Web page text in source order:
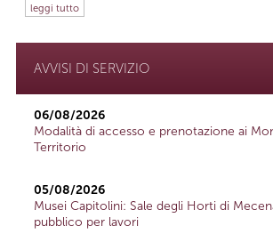
leggi tutto
AVVISI DI SERVIZIO
06/08/2026
Modalità di accesso e prenotazione ai
Territorio
05/08/2026
Musei Capitolini: Sale degli Horti di
pubblico per lavori